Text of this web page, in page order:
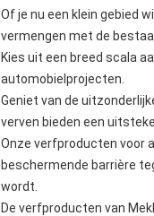
Of je nu een klein gebied
vermengen met de
Kies uit een breed scala
automobielprojecten.
Geniet van de
verven bieden een
Onze verfproducten voor
beschermende barrière
wordt.
De verfproducten van